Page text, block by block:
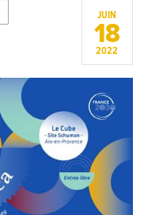
JUIN
18
2022